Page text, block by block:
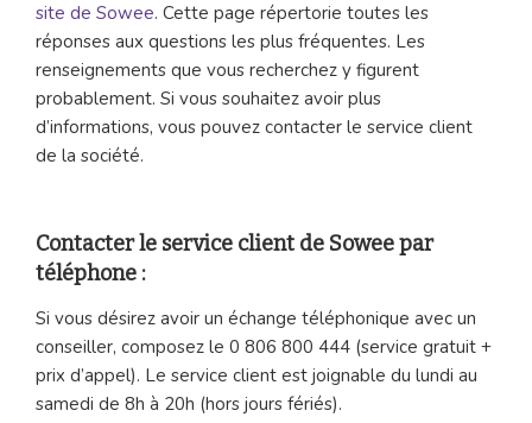
site de Sowee. Cette page répertorie toutes les
réponses aux questions les plus fréquentes. Les
renseignements que vous recherchez y figurent
probablement. Si vous souhaitez avoir plus
d’informations, vous pouvez contacter le service client
de la société.
Contacter le service client de Sowee par
téléphone :
Si vous désirez avoir un échange téléphonique avec un
conseiller, composez le 0 806 800 444 (service gratuit +
prix d’appel). Le service client est joignable du lundi au
samedi de 8h à 20h (hors jours fériés).